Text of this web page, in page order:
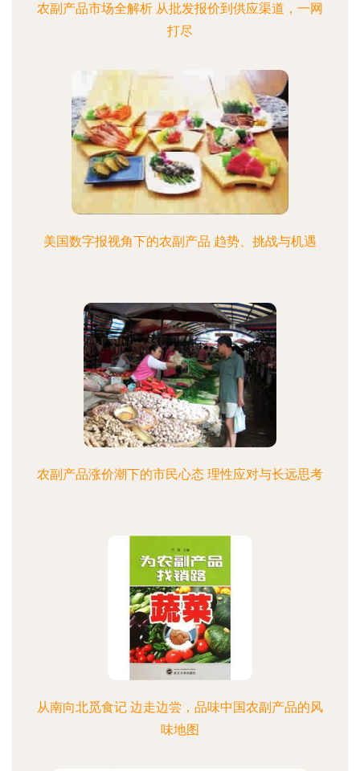
农副产品市场全解析 从批发报价到供应渠道，一网
打尽
美国数字报视角下的农副产品 趋势、挑战与机遇
农副产品涨价潮下的市民心态 理性应对与长远思考
从南向北觅食记 边走边尝，品味中国农副产品的风
味地图